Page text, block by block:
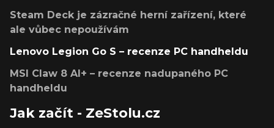
Steam Deck je zázračné herní zařízení, které
ale vůbec nepoužívám
Lenovo Legion Go S – recenze PC handheldu
MSI Claw 8 AI+ – recenze nadupaného PC
handheldu
Jak začít - ZeStolu.cz